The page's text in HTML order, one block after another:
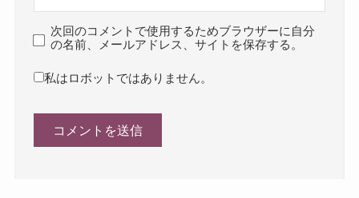
次回のコメントで使用するためブラウザーに自分
の名前、メールアドレス、サイトを保存する。
私はロボットではありません。